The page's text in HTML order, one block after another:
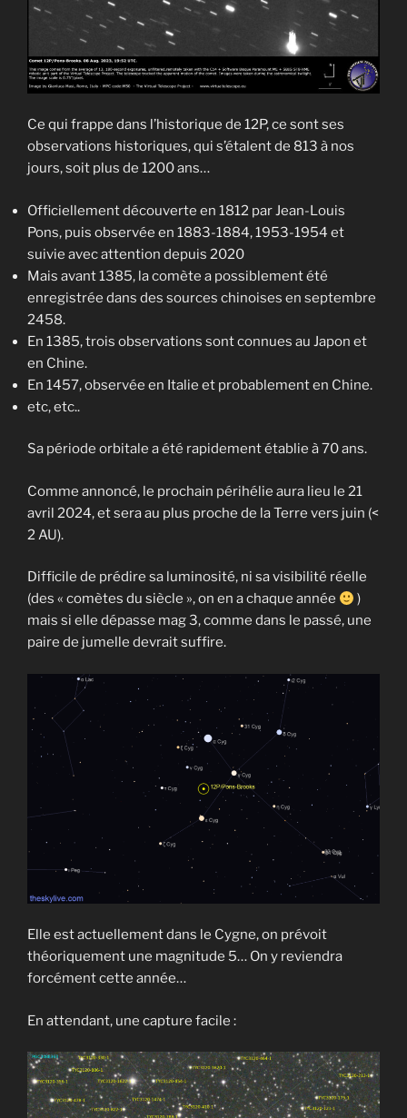
Ce qui frappe dans l’historique de 12P, ce sont ses
observations historiques, qui s’étalent de 813 à nos
jours, soit plus de 1200 ans…
Officiellement découverte en 1812 par Jean-Louis
Pons, puis observée en 1883-1884, 1953-1954 et
suivie avec attention depuis 2020
Mais avant 1385, la comète a possiblement été
enregistrée dans des sources chinoises en septembre
2458.
En 1385, trois observations sont connues au Japon et
en Chine.
En 1457, observée en Italie et probablement en Chine.
etc, etc..
Sa période orbitale a été rapidement établie à 70 ans.
Comme annoncé, le prochain périhélie aura lieu le 21
avril 2024, et sera au plus proche de la Terre vers juin (<
2 AU).
Difficile de prédire sa luminosité, ni sa visibilité réelle
(des « comètes du siècle », on en a chaque année
)
mais si elle dépasse mag 3, comme dans le passé, une
paire de jumelle devrait suffire.
Elle est actuellement dans le Cygne, on prévoit
théoriquement une magnitude 5… On y reviendra
forcément cette année…
En attendant, une capture facile :